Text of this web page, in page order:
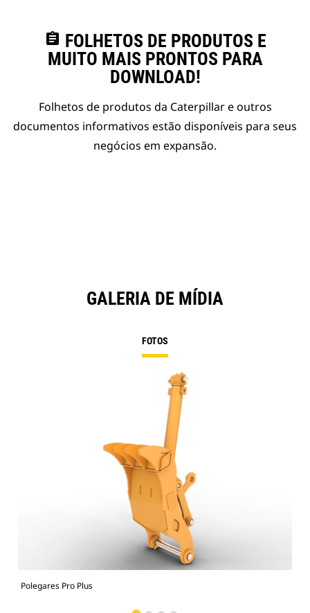
assignment FOLHETOS DE PRODUTOS E
MUITO MAIS PRONTOS PARA
DOWNLOAD!
Folhetos de produtos da Caterpillar e outros
documentos informativos estão disponíveis para seus
negócios em expansão.
GALERIA DE MÍDIA
FOTOS
Polegares Pro Plus